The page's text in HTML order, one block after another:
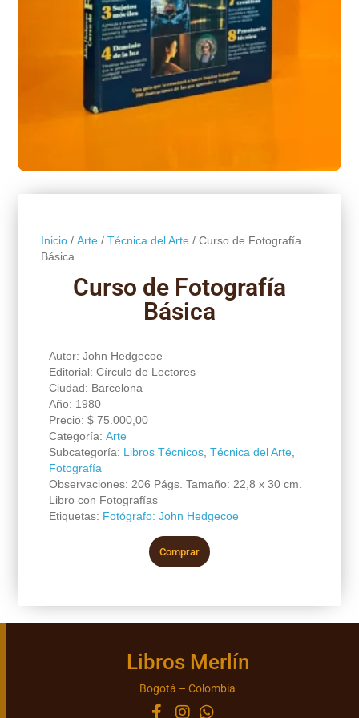
Inicio/ Arte/ Técnica del Arte/ Curso de Fotografía
Básica
Curso de Fotografía
Básica
Autor: John Hedgecoe
Editorial: Círculo de Lectores
Ciudad: Barcelona
Año: 1980
Precio: $75.000,00
Categoría: Arte
Subcategoría: Libros Técnicos, Técnica del Arte,
Fotografía
Observaciones: 206 Págs. Tamaño: 22,8 x 30 cm.
Libro con Fotografías
Etiquetas: Fotógrafo: John Hedgecoe
Comprar
Libros Merlín
Bogotá – Colombia